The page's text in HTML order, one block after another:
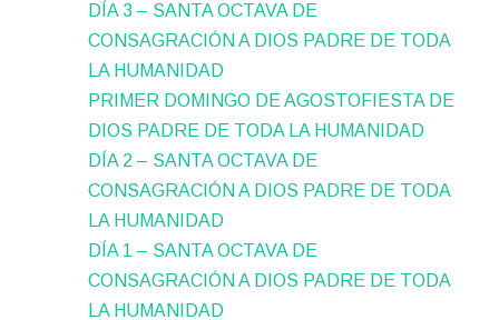
DÍA 3 – SANTA OCTAVA DE
CONSAGRACIÓN A DIOS PADRE DE TODA
LA HUMANIDAD
PRIMER DOMINGO DE AGOSTOFIESTA DE
DIOS PADRE DE TODA LA HUMANIDAD
DÍA 2 – SANTA OCTAVA DE
CONSAGRACIÓN A DIOS PADRE DE TODA
LA HUMANIDAD
DÍA 1 – SANTA OCTAVA DE
CONSAGRACIÓN A DIOS PADRE DE TODA
LA HUMANIDAD